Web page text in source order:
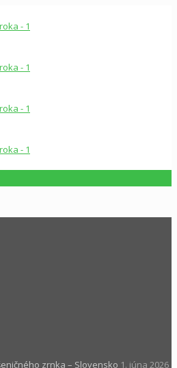
zrnka – Slovensko 1. júna 2026